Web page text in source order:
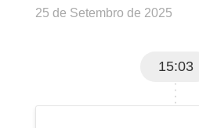
25 de Setembro de 2025
15:03